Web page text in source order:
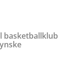
basketballklub